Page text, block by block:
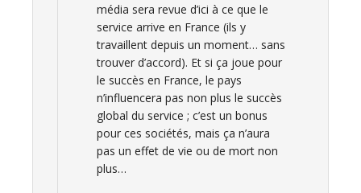
média sera revue d’ici à ce que le
service arrive en France (ils y
travaillent depuis un moment… sans
trouver d’accord). Et si ça joue pour
le succès en France, le pays
n’influencera pas non plus le succès
global du service ; c’est un bonus
pour ces sociétés, mais ça n’aura
pas un effet de vie ou de mort non
plus…